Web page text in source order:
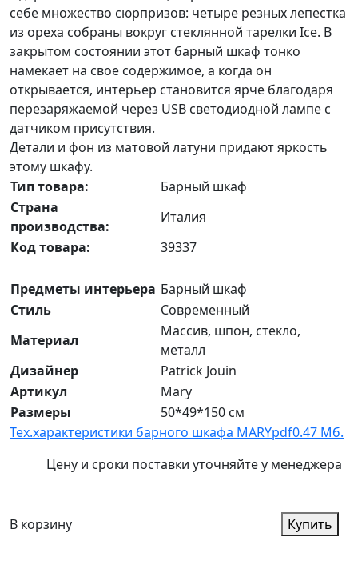
себе множество сюрпризов: четыре резных лепестка
из ореха собраны вокруг стеклянной тарелки Ice. В
закрытом состоянии этот барный шкаф тонко
намекает на свое содержимое, а когда он
открывается, интерьер становится ярче благодаря
перезаряжаемой через USB светодиодной лампе с
датчиком присутствия.
Детали и фон из матовой латуни придают яркость
этому шкафу.
Тип товара:
Барный шкаф
Страна
производства:
Италия
Код товара:
39337
Предметы интерьера Барный шкаф
Стиль
Современный
Материал
Массив, шпон, стекло,
металл
Дизайнер
Patrick Jouin
Артикул
Mary
Размеры
50*49*150 см
Тех.характеристики барного шкафа MARYpdf0.47 Мб.
Цену и сроки поставки уточняйте у менеджера
В корзину Купить